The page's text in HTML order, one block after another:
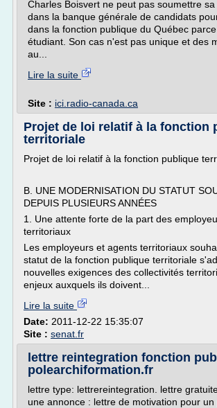
Charles Boisvert ne peut pas soumettre
dans la banque générale de candidats
dans la fonction publique du Québec
étudiant. Son cas n'est pas unique et des
au...
Lire la suite
Site : ici.radio-canada.ca
Projet de loi relatif à la fonction
territoriale
Projet de loi relatif à la fonction publique
B. UNE MODERNISATION DU STATUT
DEPUIS PLUSIEURS ANNÉES
1. Une attente forte de la part des
territoriaux
Les employeurs et agents territoriaux
statut de la fonction publique territoriale
nouvelles exigences des collectivités
enjeux auxquels ils doivent...
Lire la suite
Date: 2011-12-22 15:35:07
Site : senat.fr
lettre reintegration fonction
polearchiformation.fr
lettre type: lettrereintegration. lettre
une annonce : lettre de motivation pour